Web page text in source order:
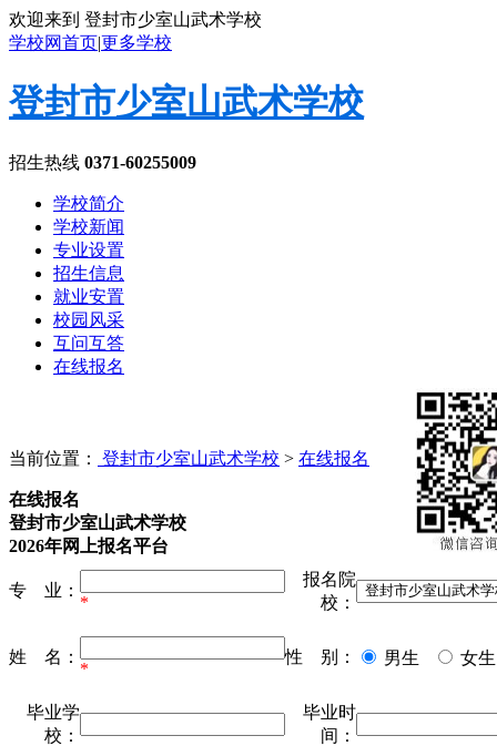
欢迎来到 登封市少室山武术学校
学校网首页|更多学校
登封市少室山武术学校
招生热线 0371-60255009
学校简介
学校新闻
专业设置
招生信息
就业安置
校园风采
互问互答
在线报名
当前位置： 登封市少室山武术学校 > 在线报名
在线报名
登封市少室山武术学校
2026年网上报名平台
专 业：
*
报名院
校：
姓 名：
*
性 别： 男生 女生
毕业学
校：
毕业时
间：